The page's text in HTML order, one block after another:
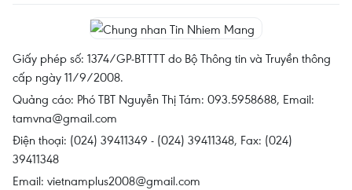
Giấy phép số: 1374/GP-BTTTT do Bộ Thông tin và Truyền thông
cấp ngày 11/9/2008.
Quảng cáo: Phó TBT Nguyễn Thị Tám: 093.5958688, Email:
tamvna@gmail.com
Điện thoại: (024) 39411349 - (024) 39411348, Fax: (024)
39411348
Email: vietnamplus2008@gmail.com